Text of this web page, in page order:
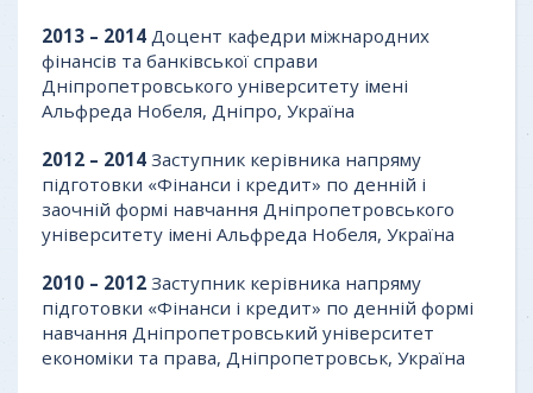
2013 – 2014 Доцент кафедри міжнародних
фінансів та банківської справи
Дніпропетровського університету імені
Альфреда Нобеля, Дніпро, Україна
2012 – 2014 Заступник керівника напряму
підготовки «Фінанси і кредит» по денній і
заочній формі навчання Дніпропетровського
університету імені Альфреда Нобеля, Україна
2010 – 2012 Заступник керівника напряму
підготовки «Фінанси і кредит» по денній формі
навчання Дніпропетровський університет
економіки та права, Дніпропетровськ, Україна